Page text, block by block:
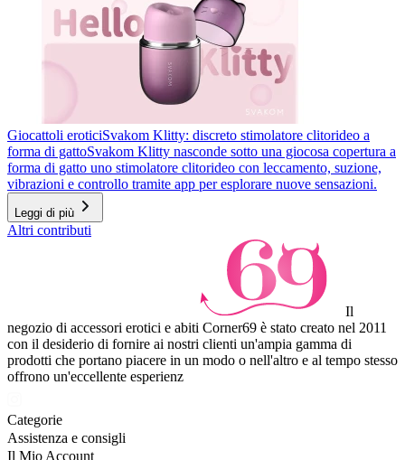
Giocattoli eroticiSvakom Klitty: discreto stimolatore clitorideo a
forma di gattoSvakom Klitty nasconde sotto una giocosa copertura a
forma di gatto uno stimolatore clitorideo con leccamento, suzione,
vibrazioni e controllo tramite app per esplorare nuove sensazioni.
Leggi di più
Altri contributi
Il
negozio di accessori erotici e abiti Corner69 è stato creato nel 2011
con il desiderio di fornire ai nostri clienti un'ampia gamma di
prodotti che portano piacere in un modo o nell'altro e al tempo stesso
offrono un'eccellente esperienz
Categorie
Assistenza e consigli
Il Mio Account